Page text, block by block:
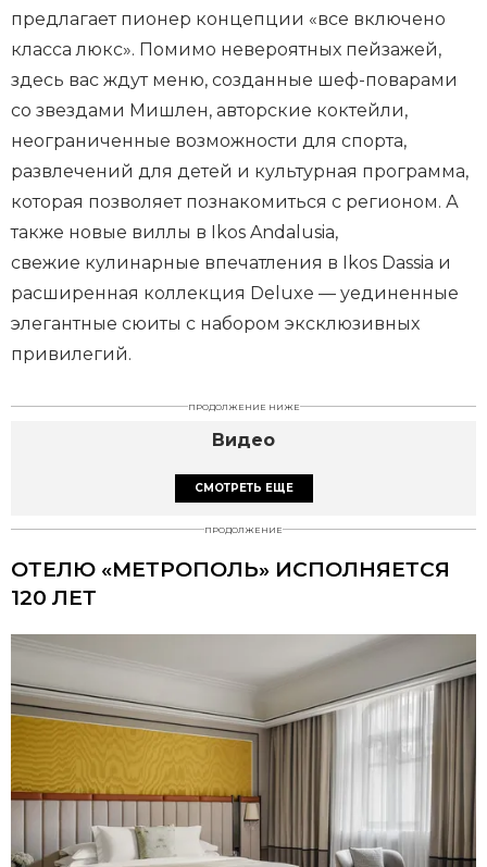
предлагает пионер концепции «все включено
класса люкс». Помимо невероятных пейзажей,
здесь вас ждут меню, созданные шеф-поварами
со звездами Мишлен, авторские коктейли,
неограниченные возможности для спорта,
развлечений для детей и культурная программа,
которая позволяет познакомиться с регионом. А
также новые виллы в Ikos Andalusia,
свежие кулинарные впечатления в Ikos Dassia и
расширенная коллекция Deluxe — уединенные
элегантные сюиты с набором эксклюзивных
привилегий.
ПРОДОЛЖЕНИЕ НИЖЕ
Видео
СМОТРЕТЬ ЕЩЕ
ПРОДОЛЖЕНИЕ
ОТЕЛЮ «МЕТРОПОЛЬ» ИСПОЛНЯЕТСЯ
120 ЛЕТ